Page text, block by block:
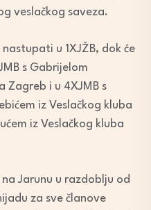
veslačkog saveza.
u 1XJŽB, dok će
s Gabrijelom
Zagreb i u 4XJMB s
iz Veslačkog kluba
iz Veslačkog kluba
Jarunu u razdoblju od
za sve članove